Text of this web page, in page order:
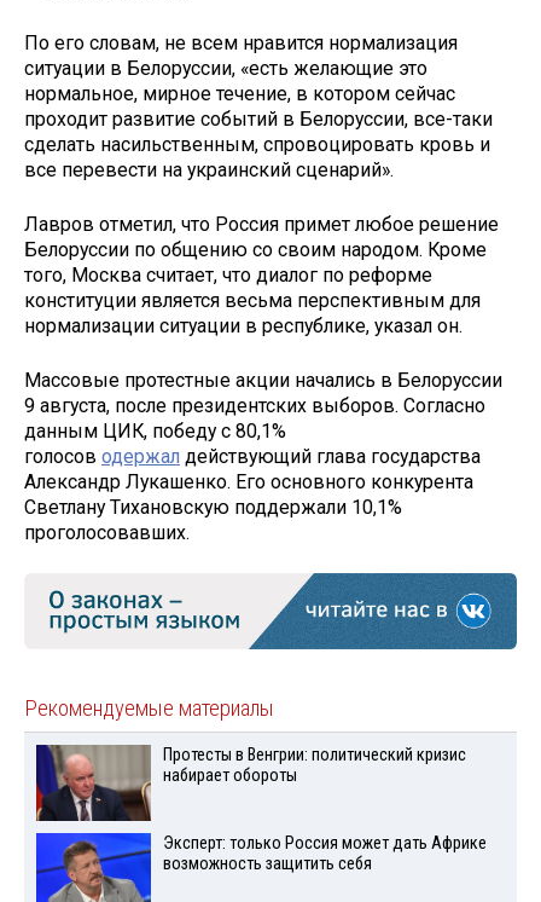
По его словам, не всем нравится нормализация
ситуации в Белоруссии, «есть желающие это
нормальное, мирное течение, в котором сейчас
проходит развитие событий в Белоруссии, все-таки
сделать насильственным, спровоцировать кровь и
все перевести на украинский сценарий».
Лавров отметил, что Россия примет любое решение
Белоруссии по общению со своим народом. Кроме
того, Москва считает, что диалог по реформе
конституции является весьма перспективным для
нормализации ситуации в республике, указал он.
Массовые протестные акции начались в Белоруссии
9 августа, после президентских выборов. Согласно
данным ЦИК, победу с 80,1%
голосов одержал действующий глава государства
Александр Лукашенко. Его основного конкурента
Светлану Тихановскую поддержали 10,1%
проголосовавших.
Рекомендуемые материалы
Протесты в Венгрии: политический кризис
набирает обороты
Эксперт: только Россия может дать Африке
возможность защитить себя